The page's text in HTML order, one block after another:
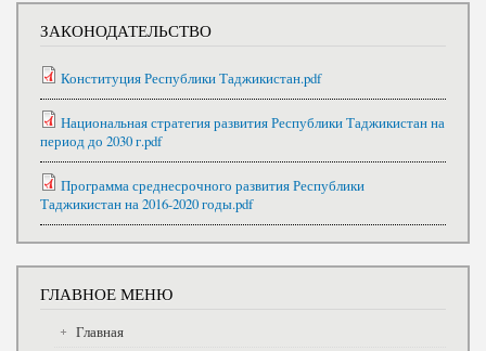
ЗАКОНОДАТЕЛЬСТВО
Конституция Республики Таджикистан.pdf
Национальная стратегия развития Республики Таджикистан на
период до 2030 г.pdf
Программа среднесрочного развития Республики
Таджикистан на 2016-2020 годы.pdf
ГЛАВНОЕ МЕНЮ
Главная